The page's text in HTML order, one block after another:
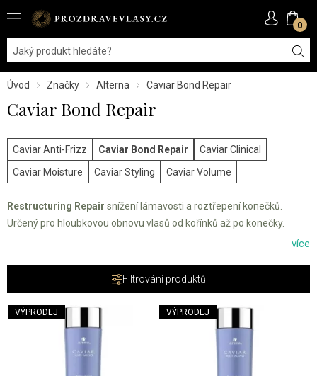
0
Úvod Značky Alterna Caviar Bond Repair
Caviar Bond Repair
Caviar Anti-Frizz Caviar Bond Repair
Caviar Clinical
Caviar Moisture
Caviar Styling Caviar Volume
Restructuring Repair snížení lámavosti a roztřepení konečků.
Určený pro hloubkovou obnovu vlasů od kořínků až po konečky.
více
Filtrování produktů
VÝPRODEJ VÝPRODEJ